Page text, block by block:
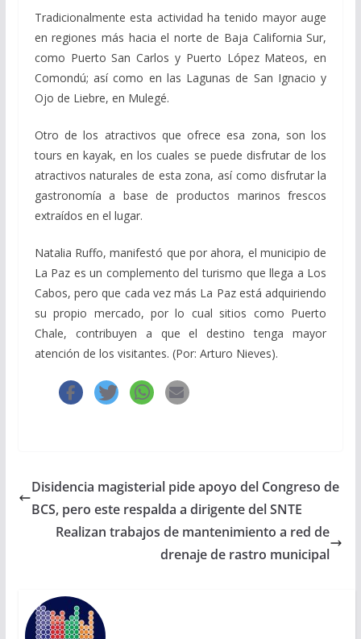
Tradicionalmente esta actividad ha tenido mayor auge
en regiones más hacia el norte de Baja California Sur,
como Puerto San Carlos y Puerto López Mateos, en
Comondú; así como en las Lagunas de San Ignacio y
Ojo de Liebre, en Mulegé.
Otro de los atractivos que ofrece esa zona, son los
tours en kayak, en los cuales se puede disfrutar de los
atractivos naturales de esta zona, así como disfrutar la
gastronomía a base de productos marinos frescos
extraídos en el lugar.
Natalia Ruffo, manifestó que por ahora, el municipio de
La Paz es un complemento del turismo que llega a Los
Cabos, pero que cada vez más La Paz está adquiriendo
su propio mercado, por lo cual sitios como Puerto
Chale, contribuyen a que el destino tenga mayor
atención de los visitantes. (Por: Arturo Nieves).
Disidencia magisterial pide apoyo del Congreso de
BCS, pero este respalda a dirigente del SNTE
Realizan trabajos de mantenimiento a red de
drenaje de rastro municipal